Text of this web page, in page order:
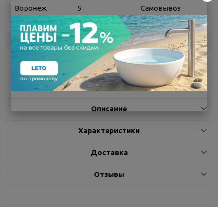
Воронеж 5
Самовывоз
сегодня
Белгород под заказ 3 - 7 дней
Поделиться
Описание
Характеристики
Доставка
Отзывы